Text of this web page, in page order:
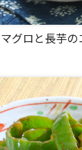
マグロと長芋の